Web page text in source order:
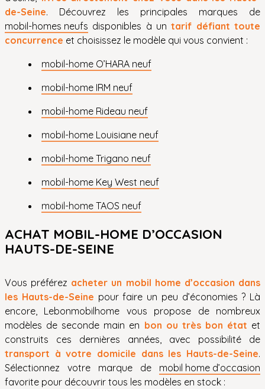
de-Seine. Découvrez les principales marques de
mobil-homes neufs disponibles à untarif défiant toute
concurrence et choisissez le modèle qui vous convient :
mobil-home O’HARA neuf
mobil-home IRM neuf
mobil-home Rideau neuf
mobil-home Louisiane neuf
mobil-home Trigano neuf
mobil-home Key West neuf
mobil-home TAOS neuf
ACHAT MOBIL-HOME D’OCCASION
HAUTS-DE-SEINE
Vous préférez acheter un mobil home d’occasion dans
les Hauts-de-Seine pour faire un peu d’économies ? Là
encore, Lebonmobilhome vous propose de nombreux
modèles de seconde main en bon ou très bon état et
construits ces dernières années, avec possibilité de
transport à votre domicile dans les Hauts-de-Seine.
Sélectionnez votre marque de mobil home d’occasion
favorite pour découvrir tous les modèles en stock :